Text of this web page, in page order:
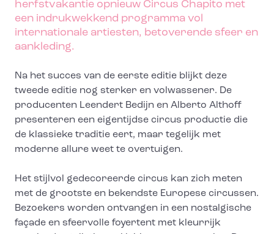
herfstvakantie opnieuw Circus Chapito met
een indrukwekkend programma vol
internationale artiesten, betoverende sfeer en
aankleding.
Na het succes van de eerste editie blijkt deze
tweede editie nog sterker en volwassener. De
producenten Leendert Bedijn en Alberto Althoff
presenteren een eigentijdse circus productie die
de klassieke traditie eert, maar tegelijk met
moderne allure weet te overtuigen.
Het stijlvol gedecoreerde circus kan zich meten
met de grootste en bekendste Europese circussen.
Bezoekers worden ontvangen in een nostalgische
façade en sfeervolle foyertent met kleurrijk